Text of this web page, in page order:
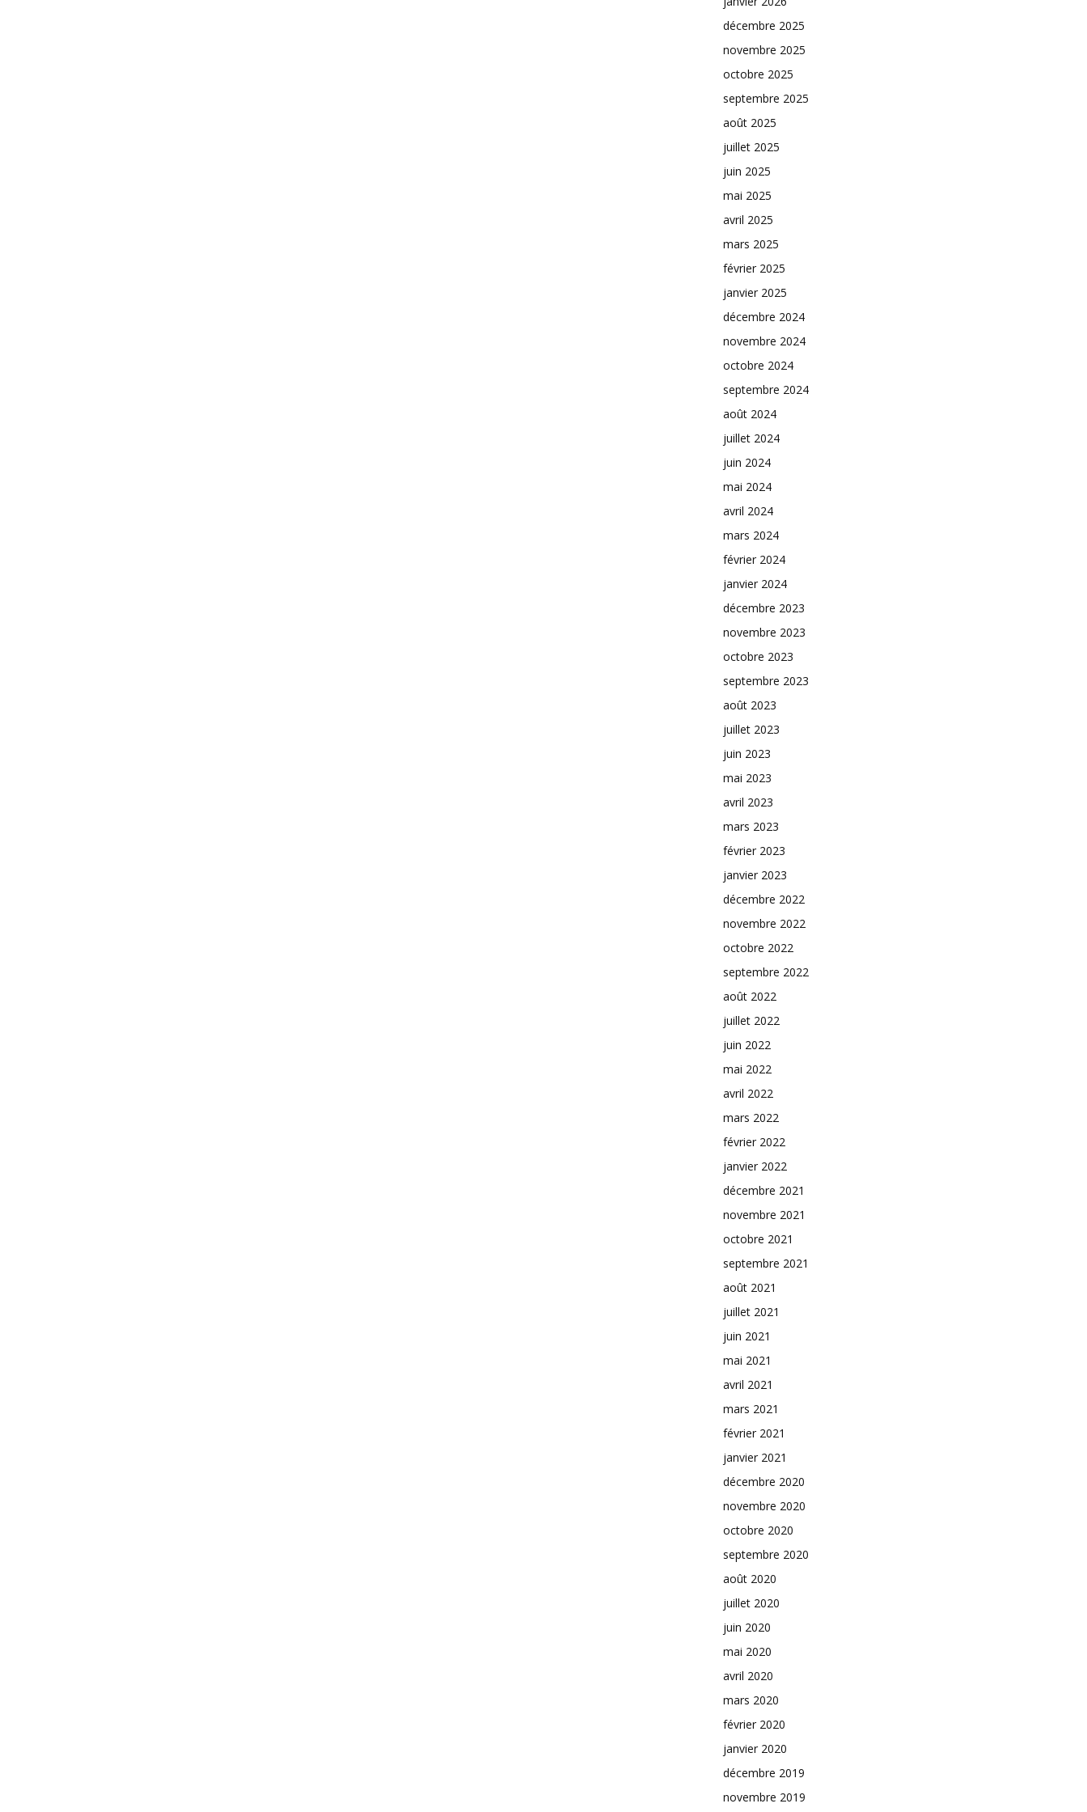
décembre 2025
novembre 2025
octobre 2025
septembre 2025
août 2025
juillet 2025
juin 2025
mai 2025
avril 2025
mars 2025
février 2025
janvier 2025
décembre 2024
novembre 2024
octobre 2024
septembre 2024
août 2024
juillet 2024
juin 2024
mai 2024
avril 2024
mars 2024
février 2024
janvier 2024
décembre 2023
novembre 2023
octobre 2023
septembre 2023
août 2023
juillet 2023
juin 2023
mai 2023
avril 2023
mars 2023
février 2023
janvier 2023
décembre 2022
novembre 2022
octobre 2022
septembre 2022
août 2022
juillet 2022
juin 2022
mai 2022
avril 2022
mars 2022
février 2022
janvier 2022
décembre 2021
novembre 2021
octobre 2021
septembre 2021
août 2021
juillet 2021
juin 2021
mai 2021
avril 2021
mars 2021
février 2021
janvier 2021
décembre 2020
novembre 2020
octobre 2020
septembre 2020
août 2020
juillet 2020
juin 2020
mai 2020
avril 2020
mars 2020
février 2020
janvier 2020
décembre 2019
novembre 2019